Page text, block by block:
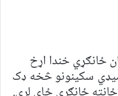
ځانګړي خندا اړخ
سکینونو څخه ډک